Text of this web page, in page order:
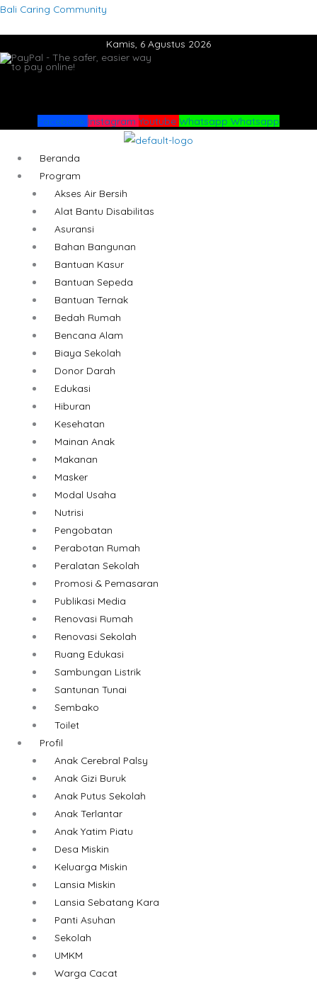
Lewati
Bali Caring Community
Kamis, 6 Agustus 2026
Facebook Instagram Youtube Whatsapp Whatsapp
Menu
Beranda
Program
Akses Air Bersih
Alat Bantu Disabilitas
Asuransi
Bahan Bangunan
Bantuan Kasur
Bantuan Sepeda
Bantuan Ternak
Bedah Rumah
Bencana Alam
Biaya Sekolah
Donor Darah
Edukasi
Hiburan
Kesehatan
Mainan Anak
Makanan
Masker
Modal Usaha
Nutrisi
Pengobatan
Perabotan Rumah
Peralatan Sekolah
Promosi & Pemasaran
Publikasi Media
Renovasi Rumah
Renovasi Sekolah
Ruang Edukasi
Sambungan Listrik
Santunan Tunai
Sembako
Toilet
Profil
Anak Cerebral Palsy
Anak Gizi Buruk
Anak Putus Sekolah
Anak Terlantar
Anak Yatim Piatu
Desa Miskin
Keluarga Miskin
Lansia Miskin
Lansia Sebatang Kara
Panti Asuhan
Sekolah
UMKM
Warga Cacat
Menu